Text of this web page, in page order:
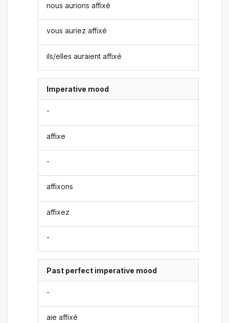
nous aurions affixé
vous auriez affixé
ils/elles auraient affixé
Imperative mood
-
affixe
-
affixons
affixez
-
Past perfect imperative mood
-
aie affixé